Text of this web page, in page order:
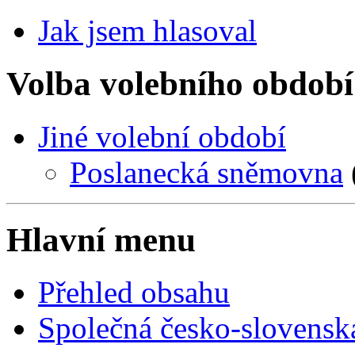
Jak jsem hlasoval
Volba volebního období
Jiné volební období
Poslanecká sněmovna
Hlavní menu
Přehled obsahu
Společná česko-